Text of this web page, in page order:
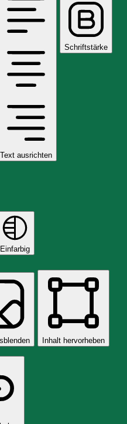
Text ausrichten
Schriftstärke
Einfarbig
Inhalt hervorheben